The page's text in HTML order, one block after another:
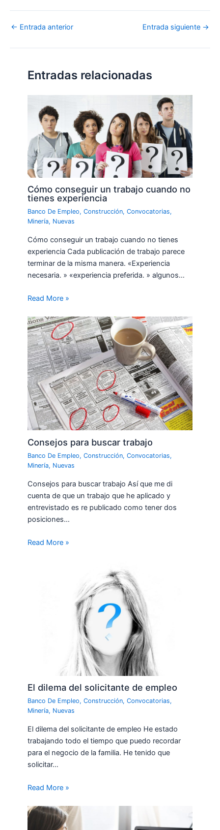
← Entrada anterior Entrada siguiente →
Entradas relacionadas
Cómo conseguir un trabajo cuando no
tienes experiencia
Banco De Empleo,Construcción,Convocatorias,
Minería, Nuevas
Cómo conseguir un trabajo cuando no tienes
experiencia Cada publicación de trabajo parece
terminar de la misma manera. «Experiencia
necesaria. » «experiencia preferida. » algunos…
Read More »
Consejos para buscar trabajo
Banco De Empleo,Construcción,Convocatorias,
Minería, Nuevas
Consejos para buscar trabajo Así que me di
cuenta de que un trabajo que he aplicado y
entrevistado es re publicado como tener dos
posiciones…
Read More »
El dilema del solicitante de empleo
Banco De Empleo,Construcción,Convocatorias,
Minería, Nuevas
El dilema del solicitante de empleo He estado
trabajando todo el tiempo que puedo recordar
para el negocio de la familia. He tenido que
solicitar…
Read More »